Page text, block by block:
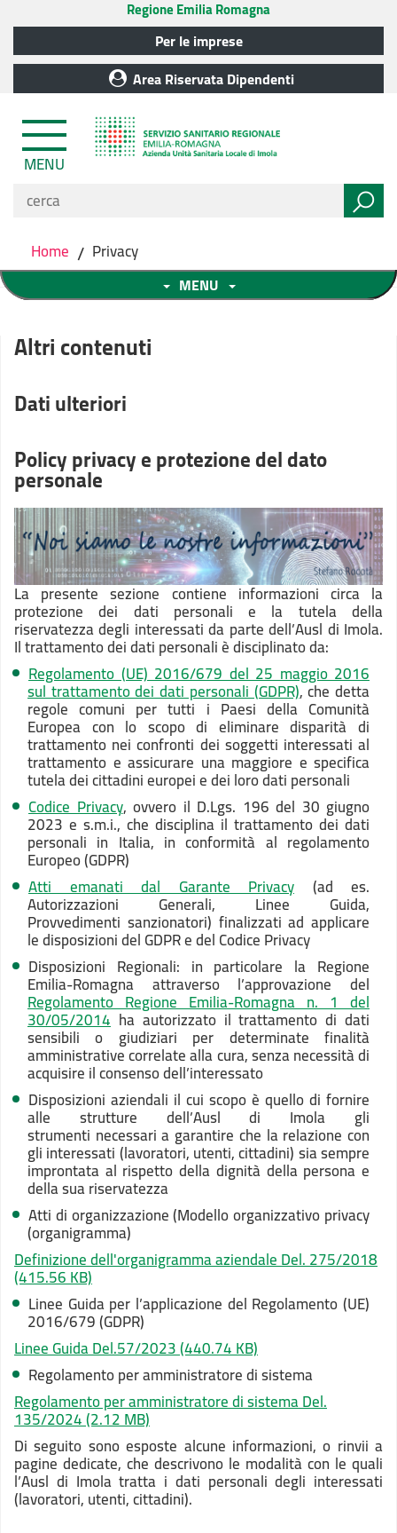
Regione Emilia Romagna
Per le imprese
Area Riservata Dipendenti
MENU
Home / Privacy
MENU
Altri contenuti
Dati ulteriori
Policy privacy e protezione del dato
personale
La presente sezione contiene informazioni circa la
protezione dei dati personali e la tutela della
riservatezza degli interessati da parte dell’Ausl di Imola.
Il trattamento dei dati personali è disciplinato da:
Regolamento (UE) 2016/679 del 25 maggio 2016
sul trattamento dei dati personali (GDPR), che detta
regole comuni per tutti i Paesi della Comunità
Europea con lo scopo di eliminare disparità di
trattamento nei confronti dei soggetti interessati al
trattamento e assicurare una maggiore e specifica
tutela dei cittadini europei e dei loro dati personali
Codice Privacy, ovvero il D.Lgs. 196 del 30 giugno
2023 e s.m.i., che disciplina il trattamento dei dati
personali in Italia, in conformità al regolamento
Europeo (GDPR)
Atti emanati dal Garante Privacy (ad es.
Autorizzazioni Generali, Linee Guida,
Provvedimenti sanzionatori) finalizzati ad applicare
le disposizioni del GDPR e del Codice Privacy
Disposizioni Regionali: in particolare la Regione
Emilia-Romagna attraverso l’approvazione del
Regolamento Regione Emilia-Romagna n. 1 del
30/05/2014 ha autorizzato il trattamento di dati
sensibili o giudiziari per determinate finalità
amministrative correlate alla cura, senza necessità di
acquisire il consenso dell’interessato
Disposizioni aziendali il cui scopo è quello di fornire
alle strutture dell’Ausl di Imola gli
strumenti necessari a garantire che la relazione con
gli interessati (lavoratori, utenti, cittadini) sia sempre
improntata al rispetto della dignità della persona e
della sua riservatezza
Atti di organizzazione (Modello organizzativo privacy
(organigramma)
Definizione dell'organigramma aziendale Del. 275/2018
(415.56 KB)
Linee Guida per l’applicazione del Regolamento (UE)
2016/679 (GDPR)
Linee Guida Del.57/2023(440.74 KB)
Regolamento per amministratore di sistema
Regolamento per amministratore di sistema Del.
135/2024(2.12 MB)
Di seguito sono esposte alcune informazioni, o rinvii a
pagine dedicate, che descrivono le modalità con le quali
l’Ausl di Imola tratta i dati personali degli interessati
(lavoratori, utenti, cittadini).